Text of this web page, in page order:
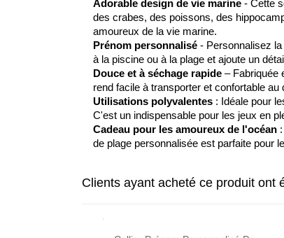
Adorable design de vie marine - Cette
des crabes, des poissons, des
amoureux de la vie marine.
Prénom personnalisé - Personnalisez
à la piscine ou à la plage et ajoute un
Douce et à séchage rapide – Fabriquée
rend facile à transporter et confortable au
Utilisations polyvalentes : Idéale pour
C'est un indispensable pour les jeux en
Cadeau pour les amoureux de l'océan
de plage personnalisée est parfaite pour
Clients ayant acheté ce produit ont